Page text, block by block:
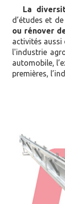
La
d’études et
ou rénover
activités aussi
l'industrie
automobile,
premières,